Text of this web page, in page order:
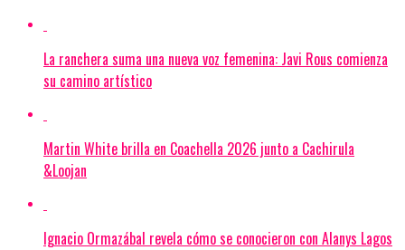
La ranchera suma una nueva voz femenina: Javi Rous comienza
su camino artístico
Martin White brilla en Coachella 2026 junto a Cachirula
&Loojan
Ignacio Ormazábal revela cómo se conocieron con Alanys Lagos